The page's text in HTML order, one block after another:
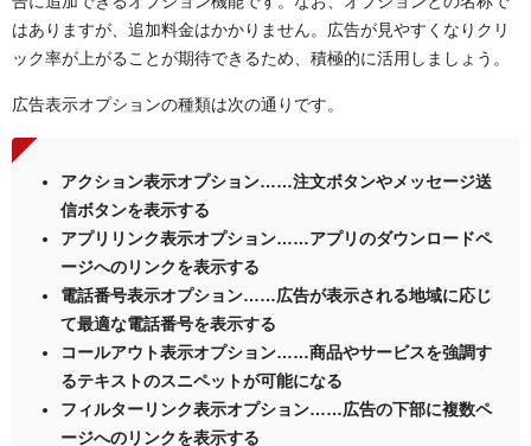
はありますが、追加料金はかかりません。広告が見やすくなりクリ
ック率が上がることが期待できるため、積極的に活用しましょう。
広告表示オプションの種類は次の通りです。
アクション表示オプション……注文ボタンやメッセージ送
信ボタンを表示する
アプリリンク表示オプション……アプリのダウンロードペ
ージへのリンクを表示する
電話番号表示オプション……広告が表示される地域に応じ
て最適な電話番号を表示する
コールアウト表示オプション……商品やサービスを強調す
るテキストのスニペットが可能になる
フィルターリンク表示オプション……広告の下部に複数ペ
ージへのリンクを表示する